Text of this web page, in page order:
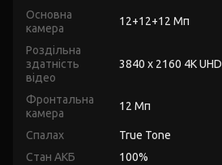
Основна
камера
12+12+12 Мп
Роздільна
здатність
відео
3840 x 2160 4K UHD
Фронтальна
камера
12 Мп
Спалах
True Tone
Стан АКБ
100%